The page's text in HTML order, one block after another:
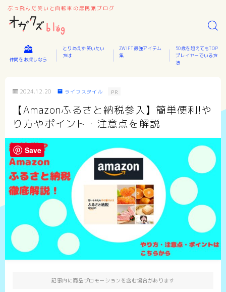
ぶっ飛んだ笑いと自転車の庶民派ブログ
仲間をお探しなら
とりあえず笑いたい
方は
ZWIFT最強アイテム
集
50歳を超えてもTOP
プレイヤーでいる方
法
2024.12.20 ライフスタイル PR
【Amazonふるさと納税参入】簡単便利!や
り方やポイント・注意点を解説
記事内に商品プロモーションを含む場合があります
Save